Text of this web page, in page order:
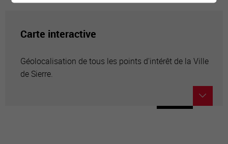
Carte interactive
Géolocalisation de tous les points d'intérêt de la Ville
de Sierre.